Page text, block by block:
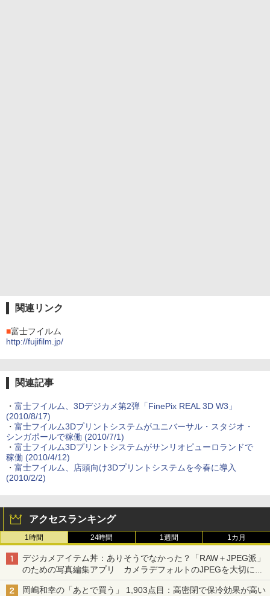
関連リンク
■富士フイルム
http://fujifilm.jp/
関連記事
・ 富士フイルム、3Dデジカメ第2弾「FinePix REAL 3D W3」
(2010/8/17)
・ 富士フイルム3Dプリントシステムがユニバーサル・スタジオ・
シンガポールで稼働 (2010/7/1)
・ 富士フイルム3Dプリントシステムがサンリオピューロランドで
稼働 (2010/4/12)
・ 富士フイルム、店頭向け3Dプリントシステムを今春に導入
(2010/2/2)
アクセスランキング
1時間 24時間 1週間 1カ月
デジカメアイテム丼：ありそうでなかった？「RAW＋JPEG派」
のための写真編集アプリ カメラデフォルトのJPEGを大切にす
る「Filmator」
岡嶋和幸の「あとで買う」 1,903点目：高密閉で保冷効果が高い